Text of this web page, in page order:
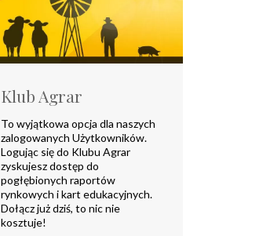
Klub Agrar
To wyjątkowa opcja dla naszych
zalogowanych Użytkowników.
Logując się do Klubu Agrar
zyskujesz dostęp do
pogłębionych raportów
rynkowych i kart edukacyjnych.
Dołącz już dziś, to nic nie
kosztuje!